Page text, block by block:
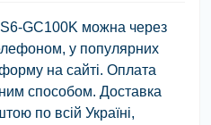
GC100K можна через
у популярних
на сайті. Оплата
способом. Доставка
по всій Україні,